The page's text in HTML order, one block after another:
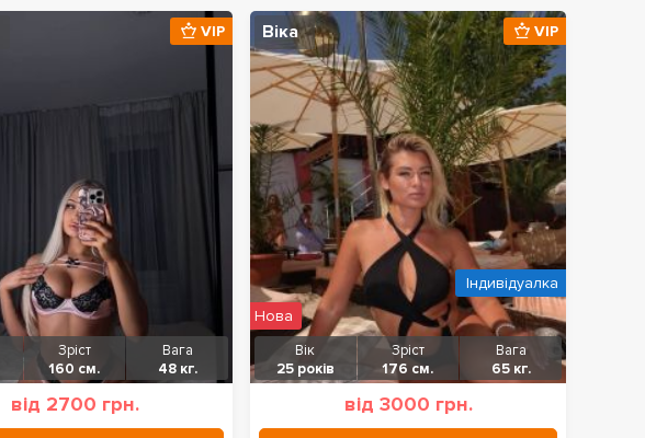
Зріст
160 см.
Вага
48 кг.
від 2700 грн.
VIP Віка
Вік
25 років
Зріст
176 см.
Вага
65 кг.
від 3000 грн.
VIP
Нова
Індивідуалка